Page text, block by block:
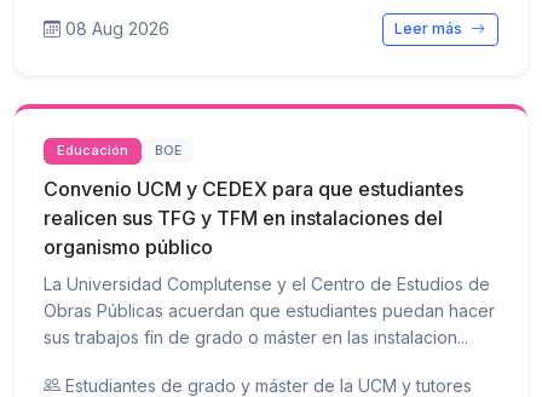
08 Aug 2026 Leer más
Educación BOE
Convenio UCM y CEDEX para que estudiantes
realicen sus TFG y TFM en instalaciones del
organismo público
La Universidad Complutense y el Centro de Estudios de
Obras Públicas acuerdan que estudiantes puedan hacer
sus trabajos fin de grado o máster en las instalacion...
Estudiantes de grado y máster de la UCM y tutores